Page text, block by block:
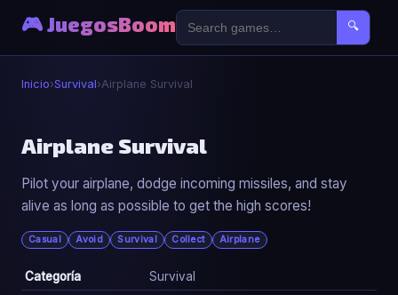
🎮 JuegosBoom 🔍
Inicio›Survival›Airplane Survival
🧟
Airplane Survival
▶ Jugar Ahora
Airplane Survival
Pilot your airplane, dodge incoming missiles, and stay
alive as long as possible to get the high scores!
Casual Avoid Survival Collect Airplane
Categoría
Survival